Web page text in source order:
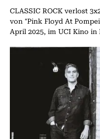
CLASSIC ROCK verlost
von "Pink Floyd At
April 2025, im UCI Kino in